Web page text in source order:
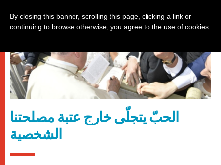
الحبّ يتجلّى خارج عتبة مصلحتنا
الشخصية
By closing this banner, scrolling this page, clicking a link or
continuing to browse otherwise, you agree to the use of cookies.